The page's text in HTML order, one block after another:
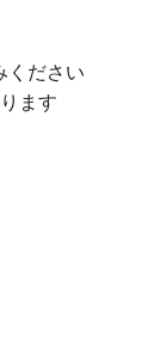
ください
ます